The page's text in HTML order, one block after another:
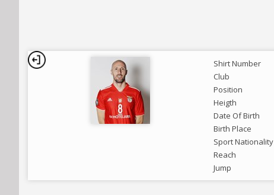
Shirt Number
Club
Position
Heigth
Date Of Birth
Birth Place
Sport Nationality
Reach
Jump